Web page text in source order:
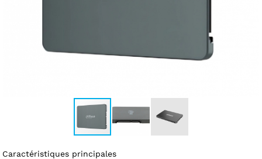
Caractéristiques principales